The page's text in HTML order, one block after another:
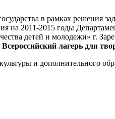
в рамках решения
на 2011-2015 годы
детей и молодежи» г.
Всероссийский лагерь для
и дополнительного